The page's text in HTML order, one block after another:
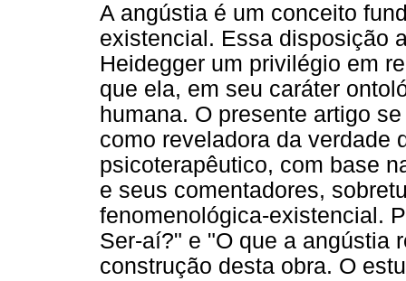
A angústia é um conceito
existencial. Essa disposição
Heidegger um privilégio em
que ela, em seu caráter
humana. O presente artigo
como reveladora da verdade
psicoterapêutico, com base
e seus comentadores,
fenomenológica-existencial.
Ser-aí?" e "O que a angústia
construção desta obra. O